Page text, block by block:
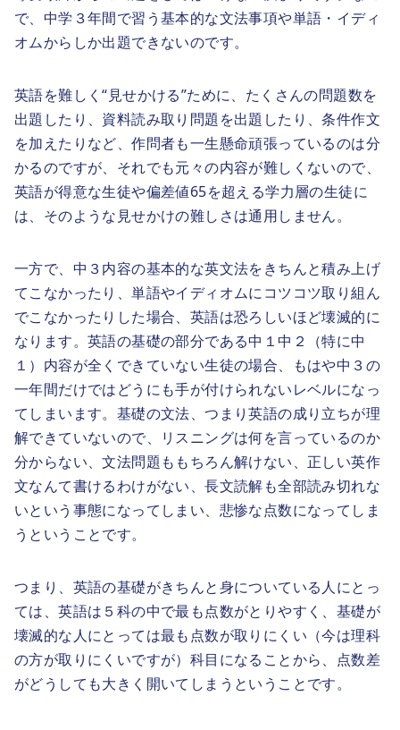
で、中学３年間で習う基本的な文法事項や単語・イディ
オムからしか出題できないのです。
英語を難しく“見せかける”ために、たくさんの問題数を
出題したり、資料読み取り問題を出題したり、条件作文
を加えたりなど、作問者も一生懸命頑張っているのは分
かるのですが、それでも元々の内容が難しくないので、
英語が得意な生徒や偏差値65を超える学力層の生徒に
は、そのような見せかけの難しさは通用しません。
一方で、中３内容の基本的な英文法をきちんと積み上げ
てこなかったり、単語やイディオムにコツコツ取り組ん
でこなかったりした場合、英語は恐ろしいほど壊滅的に
なります。英語の基礎の部分である中１中２（特に中
１）内容が全くできていない生徒の場合、もはや中３の
一年間だけではどうにも手が付けられないレベルになっ
てしまいます。基礎の文法、つまり英語の成り立ちが理
解できていないので、リスニングは何を言っているのか
分からない、文法問題ももちろん解けない、正しい英作
文なんて書けるわけがない、長文読解も全部読み切れな
いという事態になってしまい、悲惨な点数になってしま
うということです。
つまり、英語の基礎がきちんと身についている人にとっ
ては、英語は５科の中で最も点数がとりやすく、基礎が
壊滅的な人にとっては最も点数が取りにくい（今は理科
の方が取りにくいですが）科目になることから、点数差
がどうしても大きく開いてしまうということです。